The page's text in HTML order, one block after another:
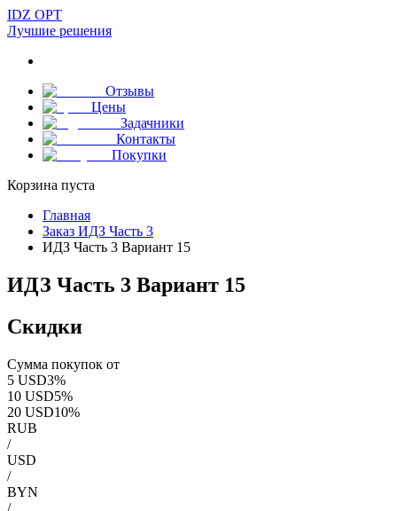
IDZ OPT
Лучшие решения
Отзывы
Цены
Задачники
Контакты
Покупки
Корзина пуста
Главная
Заказ ИДЗ Часть 3
ИДЗ Часть 3 Вариант 15
ИДЗ Часть 3 Вариант 15
Скидки
Сумма покупок от
5 USD3%
10 USD5%
20 USD10%
RUB
/
USD
/
BYN
/